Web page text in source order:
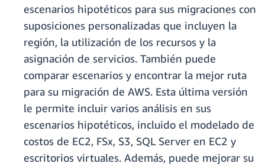
escenarios hipotéticos para sus migraciones con
suposiciones personalizadas que incluyen la
región, la utilización de los recursos y la
asignación de servicios. También puede
comparar escenarios y encontrar la mejor ruta
para su migración de AWS. Esta última versión
le permite incluir varios análisis en sus
escenarios hipotéticos, incluido el modelado de
costos de EC2, FSx, S3, SQL Server en EC2 y
escritorios virtuales. Además, puede mejorar su